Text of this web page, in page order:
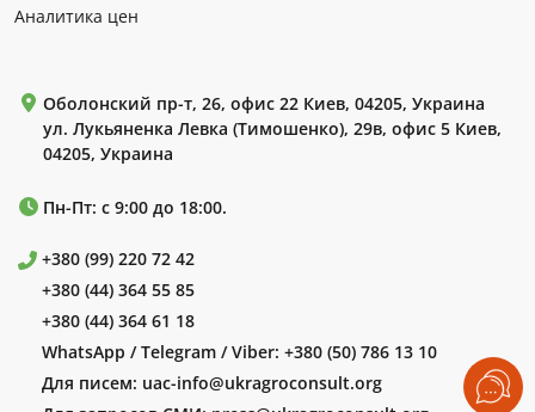
Аналитика цен
Оболонский пр-т, 26, офис 22 Киев, 04205, Украина
ул. Лукьяненка Левка (Тимошенко), 29в, офис 5 Киев,
04205, Украина
Пн-Пт: с 9:00 до 18:00.
+380 (99) 220 72 42
+380 (44) 364 55 85
+380 (44) 364 61 18
WhatsApp / Telegram / Viber: +380 (50) 786 13 10
Для писем: uac-info@ukragroconsult.org